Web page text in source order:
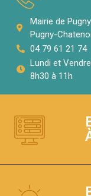
Mairie de
Pugny-
04 79 61 21 74
Lundi et
8h30 à 11h